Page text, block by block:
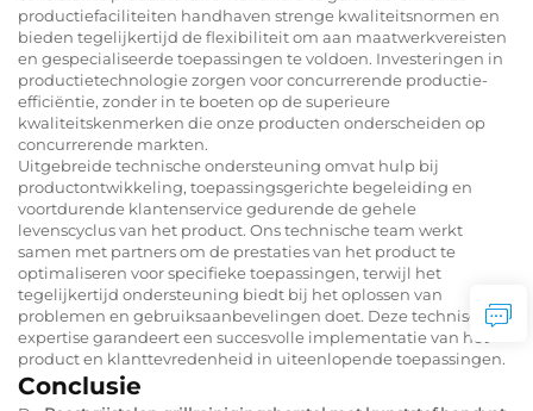
productiefaciliteiten handhaven strenge kwaliteitsnormen en
bieden tegelijkertijd de flexibiliteit om aan maatwerkvereisten
en gespecialiseerde toepassingen te voldoen. Investeringen in
productietechnologie zorgen voor concurrerende productie-
efficiëntie, zonder in te boeten op de superieure
kwaliteitskenmerken die onze producten onderscheiden op
concurrerende markten.
Uitgebreide technische ondersteuning omvat hulp bij
productontwikkeling, toepassingsgerichte begeleiding en
voortdurende klantenservice gedurende de gehele
levenscyclus van het product. Ons technische team werkt
samen met partners om de prestaties van het product te
optimaliseren voor specifieke toepassingen, terwijl het
tegelijkertijd ondersteuning biedt bij het oplossen van
problemen en gebruiksaanbevelingen doet. Deze technische
expertise garandeert een succesvolle implementatie van het
product en klanttevredenheid in uiteenlopende toepassingen.
Conclusie